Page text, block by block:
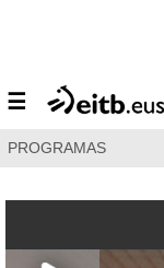
☰
PROGRAMAS